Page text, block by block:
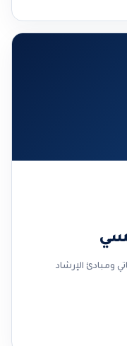
ومبادئ الإرشاد